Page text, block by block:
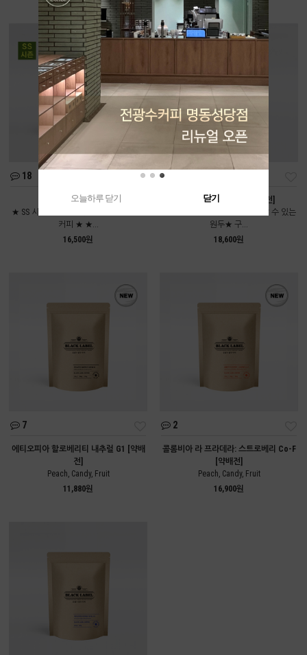
18
여름인가봄 [중배전]
★ SS 시즌에만 만날 수 있는 시즌블렌드
커피 ★ ★...
16,500원
콜롬비아 디카페인 [약배전]
★전광수커피하우스에서도 만날 수 있는
원두★ 구...
18,600원
7
에티오피아 할로베리티 내추럴 G1 [약배
전]
Peach, Candy, Fruit
11,880원
2
콜롬비아 라 프라데라: 스트로베리 Co-F
[약배전]
Peach, Candy, Fruit
16,900원
오늘하루 닫기 닫기